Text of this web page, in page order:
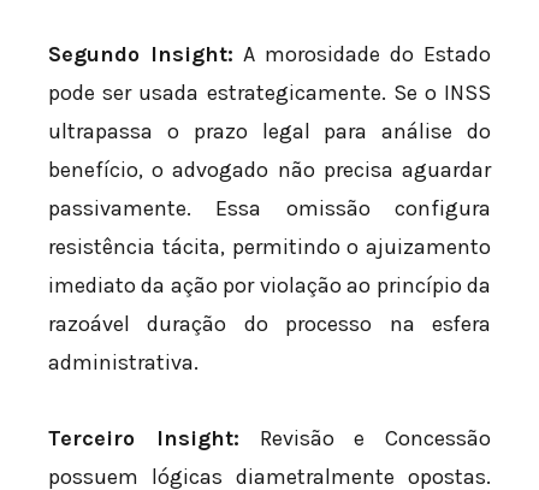
Segundo Insight: A morosidade do Estado
pode ser usada estrategicamente. Se o INSS
ultrapassa o prazo legal para análise do
benefício, o advogado não precisa aguardar
passivamente. Essa omissão configura
resistência tácita, permitindo o ajuizamento
imediato da ação por violação ao princípio da
razoável duração do processo na esfera
administrativa.
Terceiro Insight: Revisão e Concessão
possuem lógicas diametralmente opostas.